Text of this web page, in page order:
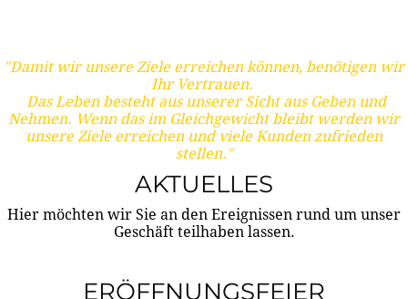
"Damit wir unsere Ziele erreichen können, benötigen wir
Ihr Vertrauen.
Das Leben besteht aus unserer Sicht aus Geben und
Nehmen. Wenn das im Gleichgewicht bleibt werden wir
unsere Ziele erreichen und viele Kunden zufrieden
stellen."
AKTUELLES
Hier möchten wir Sie an den Ereignissen rund um unser
Geschäft teilhaben lassen.
ERÖFFNUNGSFEIER